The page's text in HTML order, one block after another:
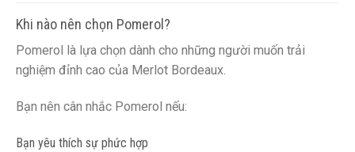
Khi nào nên chọn Pomerol?
Pomerol là lựa chọn dành cho những người muốn trải
nghiệm đỉnh cao của Merlot Bordeaux.
Bạn nên cân nhắc Pomerol nếu:
Bạn yêu thích sự phức hợp